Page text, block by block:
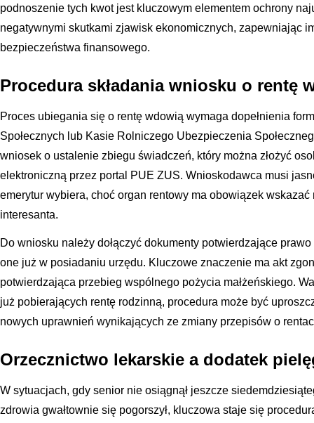
podnoszenie tych kwot jest kluczowym elementem ochrony
negatywnymi skutkami zjawisk ekonomicznych, zapewniając
bezpieczeństwa finansowego.
Procedura składania wniosku o rentę
Proces ubiegania się o rentę wdowią wymaga dopełnienia
Społecznych lub Kasie Rolniczego Ubezpieczenia
wniosek o ustalenie zbiegu świadczeń, który można złożyć
elektroniczną przez portal PUE ZUS. Wnioskodawca musi
emerytur wybiera, choć organ rentowy ma obowiązek
interesanta.
Do wniosku należy dołączyć dokumenty potwierdzające
one już w posiadaniu urzędu. Kluczowe znaczenie ma akt
potwierdzająca przebieg wspólnego pożycia małżeńskiego.
już pobierających rentę rodzinną, procedura może być
nowych uprawnień wynikających ze zmiany przepisów o
Orzecznictwo lekarskie a dodatek
W sytuacjach, gdy senior nie osiągnął jeszcze
zdrowia gwałtownie się pogorszył, kluczowa staje się